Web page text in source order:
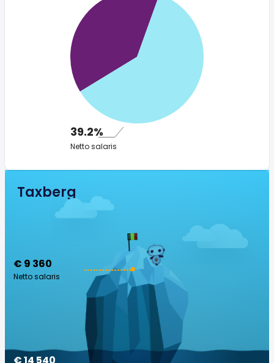
39.2%
Netto salaris
Taxberg
€ 9 360
Netto salaris